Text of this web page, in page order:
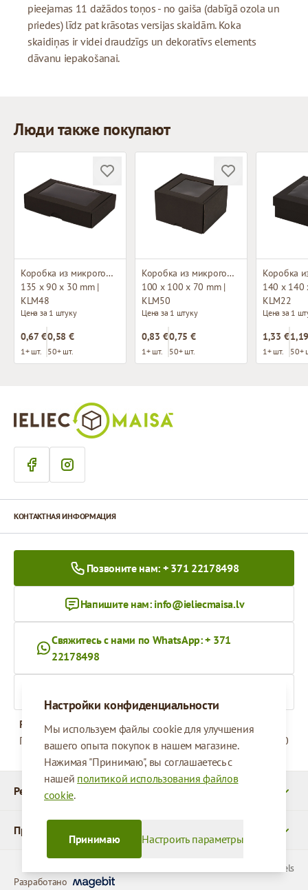
pieejamas 11 dažādos toņos - no gaiša (dabīgā ozola un
priedes) līdz pat krāsotas versijas skaidām. Koka
skaidiņas ir videi draudzīgs un dekoratīvs elements
dāvanu iepakošanai.
Люди также покупают
Коробка из микрогофрокартона с окном
135 x 90 x 30 mm |
KLM48
Цена за 1 штуку
0,67 €
1+ шт.
0,58 €
50+ шт.
Коробка из микрогофрокартона с окном
100 x 100 x 70 mm |
KLM50
Цена за 1 штуку
0,83 €
1+ шт.
0,75 €
50+ шт.
140 x 140
KLM22
Цена за 1
1,33 €
1+ шт. 50+
Настройки конфиденциальности
Мы используем файлы cookie для улучшения
вашего опыта покупок в нашем магазине.
Нажимая "Принимаю", вы соглашаетесь с
нашей политикой использования файлов
cookie.
Настроить параметры
Принимаю
Реквизиты
Продукты
КОНТАКТНАЯ ИНФОРМАЦИЯ
Позвоните нам: + 371 22178498
Напишите нам: info@ieliecmaisa.lv
Свяжитесь с нами по WhatsApp: + 371
22178498
Рабочее время
Понедельник - Пятница
09:00 - 17:00
© 2026 SIA Parcels
Разработано